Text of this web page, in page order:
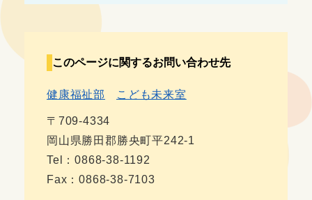
このページに関するお問い合わせ先
健康福祉部 こども未来室
〒709-4334
岡山県勝田郡勝央町平242-1
Tel：0868-38-1192
Fax：0868-38-7103